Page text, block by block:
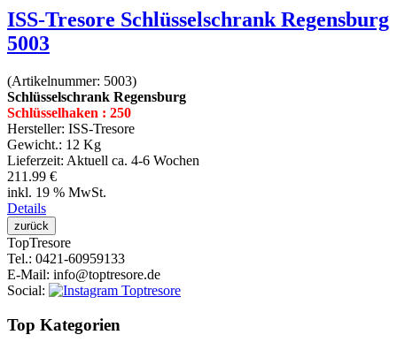
ISS-Tresore Schlüsselschrank Regensburg
5003
(Artikelnummer: 5003)
Schlüsselschrank Regensburg
Schlüsselhaken : 250
Hersteller: ISS-Tresore
Gewicht.: 12 Kg
Lieferzeit: Aktuell ca. 4-6 Wochen
211.99 €
inkl. 19 % MwSt.
Details
TopTresore
Tel.: 0421-60959133
E-Mail: info@toptresore.de
Social:
Top Kategorien